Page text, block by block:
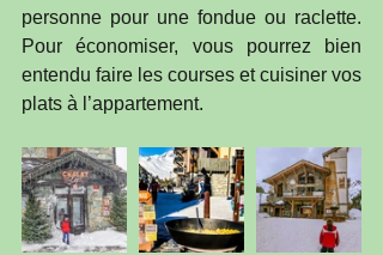
personne pour une fondue ou raclette.
Pour économiser, vous pourrez bien
entendu faire les courses et cuisiner vos
plats à l’appartement.